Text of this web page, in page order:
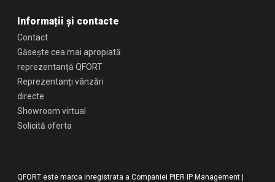
Informații și contacte
Contact
Găsește cea mai apropiată
reprezentanță QFORT
Reprezentanți vânzări
directe
Showroom virtual
Solicită oferta
QFORT este marca inregistrata a Companiei PIER IP Management |